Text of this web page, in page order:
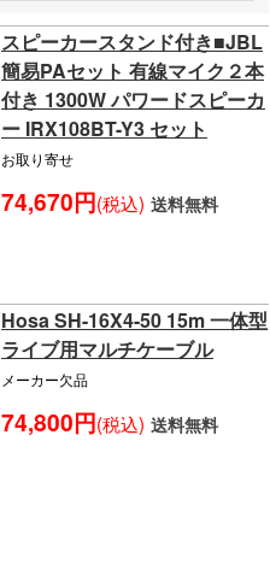
スピーカースタンド付き■JBL
簡易PAセット 有線マイク２本
付き 1300W パワードスピーカ
ー IRX108BT-Y3 セット
お取り寄せ
74,670円(税込) 送料無料
Hosa SH-16X4-50 15m 一体型
ライブ用マルチケーブル
メーカー欠品
74,800円(税込) 送料無料